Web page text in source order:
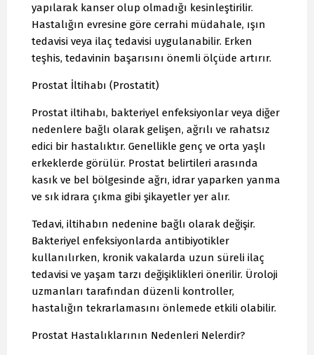
yapılarak kanser olup olmadığı kesinleştirilir.
Hastalığın evresine göre cerrahi müdahale, ışın
tedavisi veya ilaç tedavisi uygulanabilir. Erken
teşhis, tedavinin başarısını önemli ölçüde artırır.
Prostat İltihabı (Prostatit)
Prostat iltihabı, bakteriyel enfeksiyonlar veya diğer
nedenlere bağlı olarak gelişen, ağrılı ve rahatsız
edici bir hastalıktır. Genellikle genç ve orta yaşlı
erkeklerde görülür. Prostat belirtileri arasında
kasık ve bel bölgesinde ağrı, idrar yaparken yanma
ve sık idrara çıkma gibi şikayetler yer alır.
Tedavi, iltihabın nedenine bağlı olarak değişir.
Bakteriyel enfeksiyonlarda antibiyotikler
kullanılırken, kronik vakalarda uzun süreli ilaç
tedavisi ve yaşam tarzı değişiklikleri önerilir. Üroloji
uzmanları tarafından düzenli kontroller,
hastalığın tekrarlamasını önlemede etkili olabilir.
Prostat Hastalıklarının Nedenleri Nelerdir?